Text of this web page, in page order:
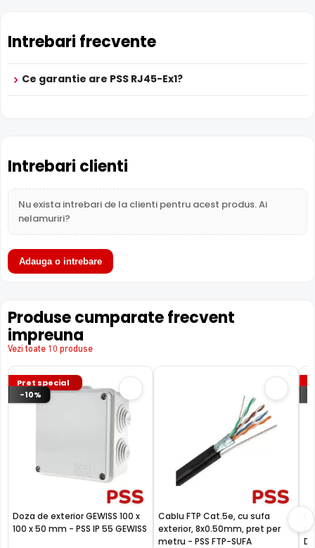
Intrebari frecvente
Ce garantie are PSS RJ45-Ex1?
Intrebari clienti
Nu exista intrebari de la clienti pentru acest produs. Ai
nelamuriri?
Adauga o intrebare
Produse cumparate frecvent
impreuna
Vezi toate 10 produse
Pret special
-10%
Doza de exterior GEWISS 100 x
100 x 50 mm - PSS IP 55 GEWISS
Cablu FTP Cat.5e, cu sufa
exterior, 8x0.50mm, pret per
metru - PSS FTP-SUFA